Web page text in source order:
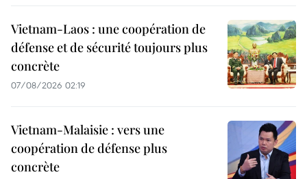
Vietnam-Laos : une coopération de
défense et de sécurité toujours plus
concrète
07/08/2026 02:19
Vietnam-Malaisie : vers une
coopération de défense plus
concrète